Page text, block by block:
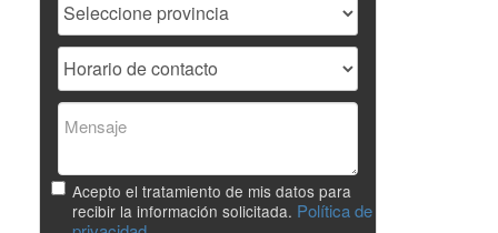
Acepto el tratamiento de mis datos para
recibir la información solicitada. Política de